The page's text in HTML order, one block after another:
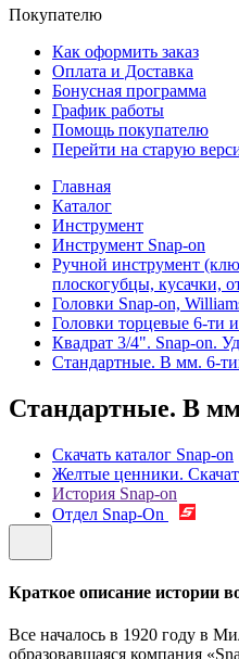
Покупателю
Как оформить заказ
Оплата и Доставка
Бонусная программа
График работы
Помощь покупателю
Перейти на старую
Главная
Каталог
Инструмент
Инструмент Snap-on
Ручной инструмент
плоскогубцы, кусачки,
Головки Snap-on,
Головки торцевые 6-ти
Квадрат 3/4". Snap-on.
Стандартные. В мм. 6-
Стандартные. В
Скачать каталог Snap-on
Желтые ценники.
История Snap-on
Отдел Snap-On
Краткое описание истории
Все началось в 1920 году в
образовавшаяся компания